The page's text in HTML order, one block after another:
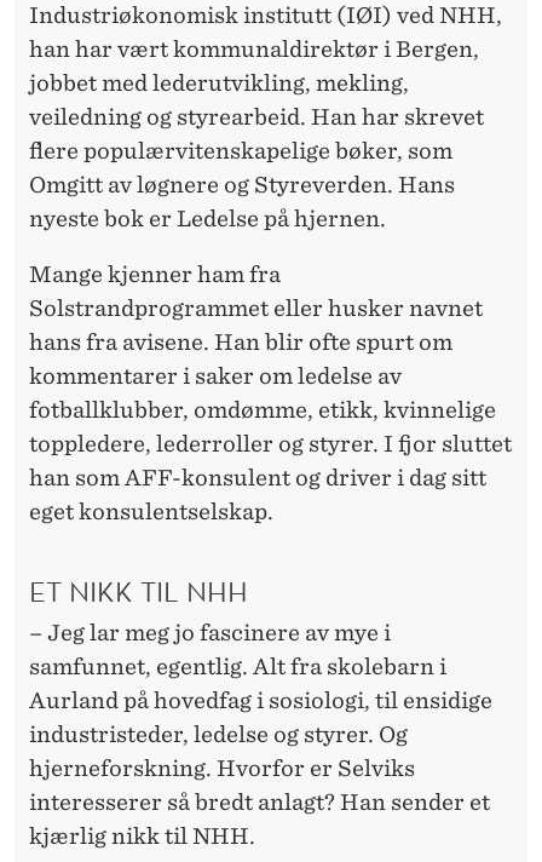
Industriøkonomisk institutt (IØI) ved NHH,
han har vært kommunaldirektør i Bergen,
jobbet med lederutvikling, mekling,
veiledning og styrearbeid. Han har skrevet
flere populærvitenskapelige bøker, som
Omgitt av løgnere og Styreverden. Hans
nyeste bok er Ledelse på hjernen.
Mange kjenner ham fra
Solstrandprogrammet eller husker navnet
hans fra avisene. Han blir ofte spurt om
kommentarer i saker om ledelse av
fotballklubber, omdømme, etikk, kvinnelige
toppledere, lederroller og styrer. I fjor sluttet
han som AFF-konsulent og driver i dag sitt
eget konsulentselskap.
ET NIKK TIL NHH
– Jeg lar meg jo fascinere av mye i
samfunnet, egentlig. Alt fra skolebarn i
Aurland på hovedfag i sosiologi, til ensidige
industristeder, ledelse og styrer. Og
hjerneforskning. Hvorfor er Selviks
interesserer så bredt anlagt? Han sender et
kjærlig nikk til NHH.